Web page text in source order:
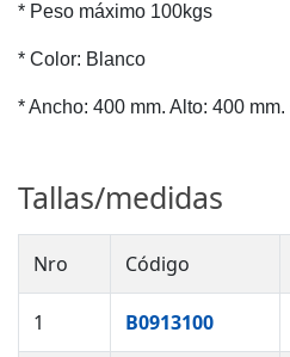
* Peso máximo 100kgs
* Color: Blanco
* Ancho: 400 mm. Alto: 400
Tallas/medidas
Nro Código
1 B0913100